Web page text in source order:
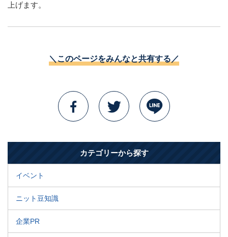
上げます。
＼このページをみんなと共有する／
カテゴリーから探す
イベント
ニット豆知識
企業PR